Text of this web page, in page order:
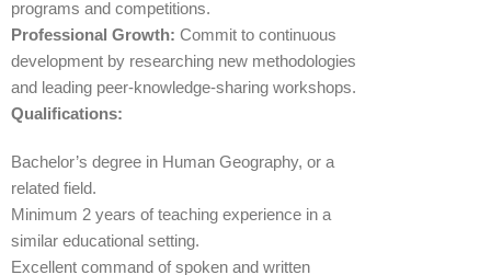
programs and competitions.
Professional Growth: Commit to continuous
development by researching new methodologies
and leading peer-knowledge-sharing workshops.
Qualifications:
Bachelor’s degree in Human Geography, or a
related field.
Minimum 2 years of teaching experience in a
similar educational setting.
Excellent command of spoken and written